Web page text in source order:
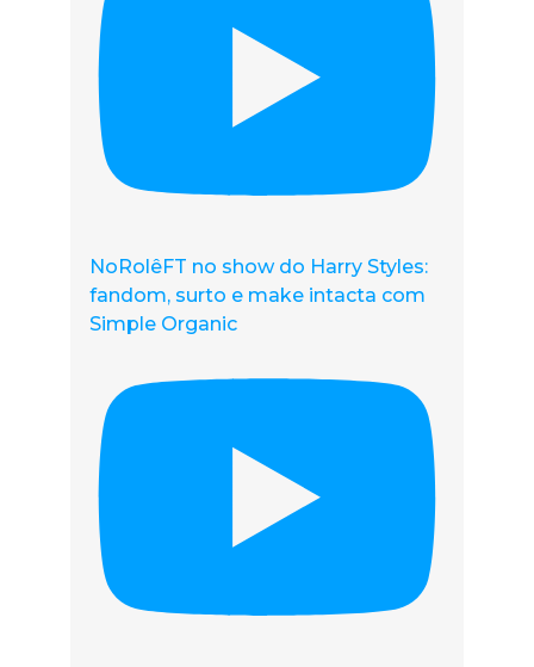
NoRolêFT no show do Harry Styles:
fandom, surto e make intacta com
Simple Organic